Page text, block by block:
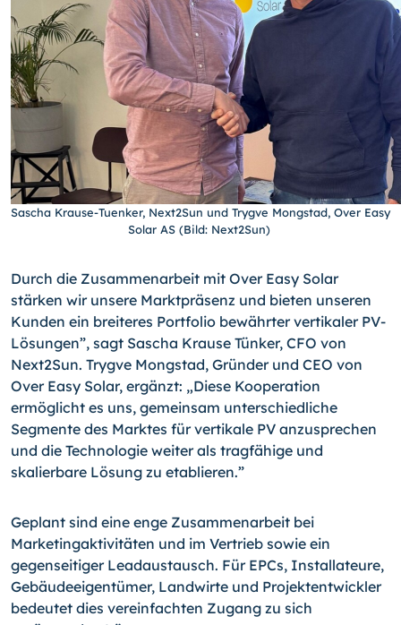
Sascha Krause-Tuenker, Next2Sun und Trygve Mongstad, Over Easy
Solar AS (Bild: Next2Sun)
Durch die Zusammenarbeit mit Over Easy Solar
stärken wir unsere Marktpräsenz und bieten unseren
Kunden ein breiteres Portfolio bewährter vertikaler PV-
Lösungen”, sagt Sascha Krause Tünker, CFO von
Next2Sun. Trygve Mongstad, Gründer und CEO von
Over Easy Solar, ergänzt: „Diese Kooperation
ermöglicht es uns, gemeinsam unterschiedliche
Segmente des Marktes für vertikale PV anzusprechen
und die Technologie weiter als tragfähige und
skalierbare Lösung zu etablieren.”
Geplant sind eine enge Zusammenarbeit bei
Marketingaktivitäten und im Vertrieb sowie ein
gegenseitiger Leadaustausch. Für EPCs, Installateure,
Gebäudeeigentümer, Landwirte und Projektentwickler
bedeutet dies vereinfachten Zugang zu sich